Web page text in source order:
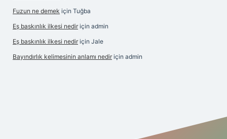
Fuzun ne demek için Tuğba
Eş baskınlık ilkesi nedir için admin
Eş baskınlık ilkesi nedir için Jale
Bayındırlık kelimesinin anlamı nedir için admin